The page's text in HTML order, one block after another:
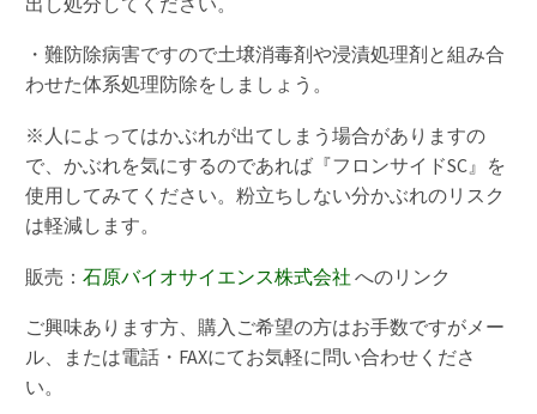
・難防除病害ですので土壌消毒剤や浸漬処理剤と組み合
わせた体系処理防除をしましょう。
※人によってはかぶれが出てしまう場合がありますの
で、かぶれを気にするのであれば『フロンサイドSC』を
使用してみてください。粉立ちしない分かぶれのリスク
は軽減します。
販売： 石原バイオサイエンス株式会社 へのリンク
ご興味あります方、購入ご希望の方はお手数ですがメー
ル、または電話・FAXにてお気軽に問い合わせくださ
い。